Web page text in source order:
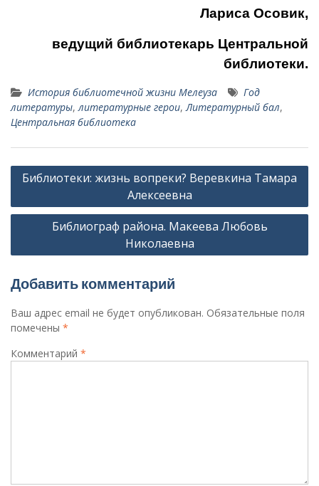
Лариса Осовик,
ведущий библиотекарь Центральной
библиотеки.
История библиотечной жизни Мелеуза
Год
литературы,литературные герои,Литературный бал,
Центральная библиотека
Навигация
записям
Библиотеки: жизнь вопреки? Веревкина Тамара
Алексеевна
Библиограф района. Макеева Любовь
Николаевна
Добавить комментарий
Ваш адрес email не будет опубликован. Обязательные поля
помечены *
Комментарий *